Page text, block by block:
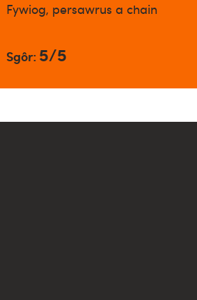
Fywiog, persawrus a chain
Sgôr: 5/5